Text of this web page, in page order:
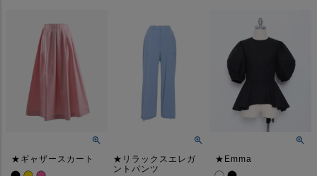
★ギャザースカート
★リラックスエレガ
ントパンツ
★Emma